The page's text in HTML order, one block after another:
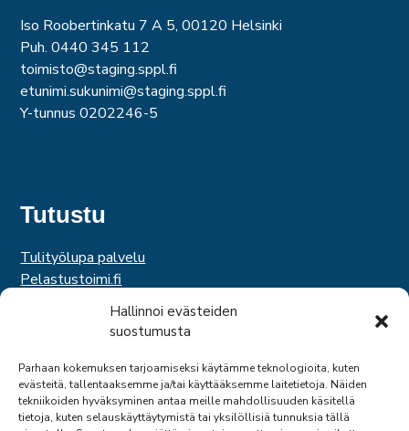
Hallinnoi evästeiden
suostumusta
Parhaan kokemuksen tarjoamiseksi käytämme teknologioita, kuten
evästeitä, tallentaaksemme ja/tai käyttääksemme laitetietoja. Näiden
tekniikoiden hyväksyminen antaa meille mahdollisuuden käsitellä
tietoja, kuten selauskäyttäytymistä tai yksilöllisiä tunnuksia tällä
Iso Roobertinkatu 7 A 5, 00120 Helsinki
Puh. 0440 345 112
toimisto@staging.sppl.fi
etunimi.sukunimi@staging.sppl.fi
Y-tunnus 0202246-5
Tutustu
Tulityölupa palvelu
Pelastustoimi.fi
Hätäkeskuslaitos
Palosuojelurahasto
Suomen Pelastusalan Keskusjärjestö
SPEK
Federation of EUropean Fire Officers